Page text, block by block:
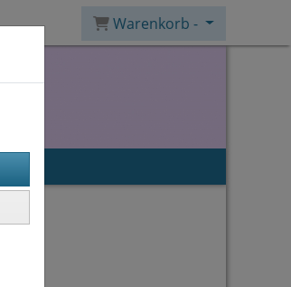
Warenkorb -